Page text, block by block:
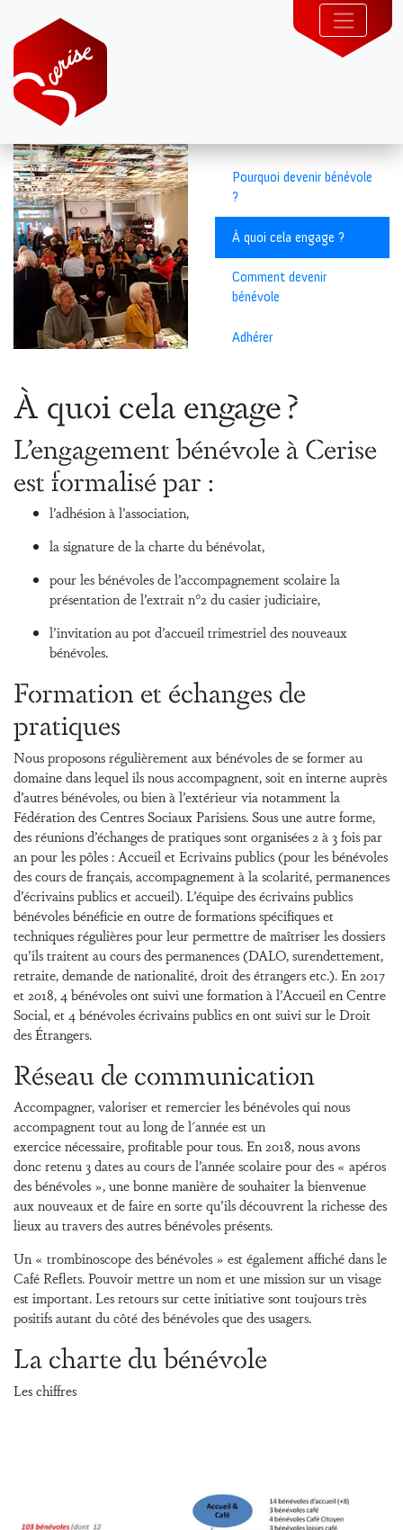
Pourquoi devenir bénévole
?
À quoi cela engage ?
Comment devenir
bénévole
Adhérer
À quoi cela engage ?
L’engagement bénévole à Cerise
est formalisé par :
l’adhésion à l’association,
la signature de la charte du bénévolat,
pour les bénévoles de l’accompagnement scolaire la
présentation de l’extrait n°2 du casier judiciaire,
l’invitation au pot d’accueil trimestriel des nouveaux
bénévoles.
Formation et échanges de
pratiques
Nous proposons régulièrement aux bénévoles de se former au
domaine dans lequel ils nous accompagnent, soit en interne auprès
d’autres bénévoles, ou bien à l’extérieur via notamment la
Fédération des Centres Sociaux Parisiens. Sous une autre forme,
des réunions d’échanges de pratiques sont organisées 2 à 3 fois par
an pour les pôles : Accueil et Ecrivains publics (pour les bénévoles
des cours de français, accompagnement à la scolarité, permanences
d’écrivains publics et accueil). L’équipe des écrivains publics
bénévoles bénéficie en outre de formations spécifiques et
techniques régulières pour leur permettre de maîtriser les dossiers
qu’ils traitent au cours des permanences (DALO, surendettement,
retraite, demande de nationalité, droit des étrangers etc.). En 2017
et 2018, 4 bénévoles ont suivi une formation à l’Accueil en Centre
Social, et 4 bénévoles écrivains publics en ont suivi sur le Droit
des Étrangers.
Réseau de communication
Accompagner, valoriser et remercier les bénévoles qui nous
accompagnent tout au long de l'année est un
exercice nécessaire, profitable pour tous. En 2018, nous avons
donc retenu 3 dates au cours de l’année scolaire pour des « apéros
des bénévoles », une bonne manière de souhaiter la bienvenue
aux nouveaux et de faire en sorte qu’ils découvrent la richesse des
lieux au travers des autres bénévoles présents.
Un « trombinoscope des bénévoles » est également affiché dans le
Café Reflets. Pouvoir mettre un nom et une mission sur un visage
est important. Les retours sur cette initiative sont toujours très
positifs autant du côté des bénévoles que des usagers.
La charte du bénévole
Les chiffres